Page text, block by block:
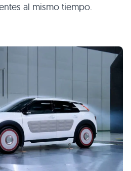
al mismo tiempo.